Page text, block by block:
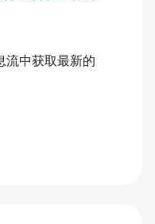
流中获取最新的